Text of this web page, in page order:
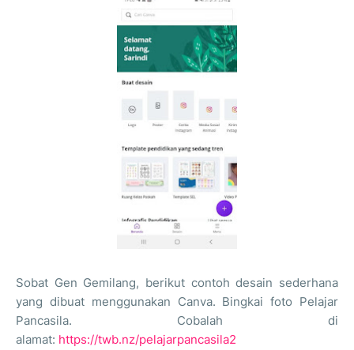
Sobat Gen Gemilang, berikut contoh desain sederhana
yang dibuat menggunakan Canva. Bingkai foto Pelajar
Pancasila. Cobalah di
alamat: https://twb.nz/pelajarpancasila2